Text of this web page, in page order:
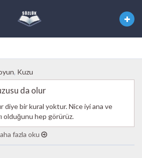
, Kuzu
da olur
diye bir kural yoktur. Nice iyi ana ve
olduğunu hep görürüz.
fazla oku